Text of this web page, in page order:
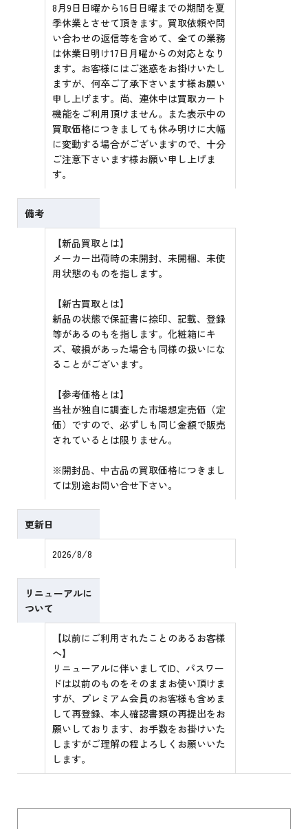
8月9日日曜から16日日曜までの期間を夏
季休業とさせて頂きます。買取依頼や問
い合わせの返信等を含めて、全ての業務
は休業日明け17日月曜からの対応となり
ます。お客様にはご迷惑をお掛けいたし
ますが、何卒ご了承下さいます様お願い
申し上げます。尚、連休中は買取カート
機能をご利用頂けません。また表示中の
買取価格につきましても休み明けに大幅
に変動する場合がございますので、十分
ご注意下さいます様お願い申し上げま
す。
備考
【新品買取とは】
メーカー出荷時の未開封、未開梱、未使
用状態のものを指します。
【新古買取とは】
新品の状態で保証書に捺印、記載、登録
等があるのもを指します。化粧箱にキ
ズ、破損があった場合も同様の扱いにな
ることがございます。
【参考価格とは】
当社が独自に調査した市場想定売価（定
価）ですので、必ずしも同じ金額で販売
されているとは限りません。
※開封品、中古品の買取価格につきまし
ては別途お問い合せ下さい。
更新日
2026/8/8
リニューアルに
ついて
【以前にご利用されたことのあるお客様
へ】
リニューアルに伴いましてID、パスワー
ドは以前のものをそのままお使い頂けま
すが、プレミアム会員のお客様も含めま
して再登録、本人確認書類の再提出をお
願いしております、お手数をお掛けいた
しますがご理解の程よろしくお願いいた
します。